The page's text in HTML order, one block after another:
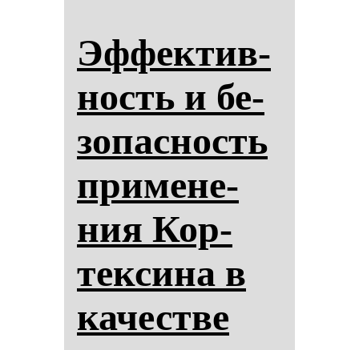
Эф­фек­тив­
ность и бе­
зо­пас­ность
при­ме­не­
ния Кор­
тек­си­на в
ка­чес­тве